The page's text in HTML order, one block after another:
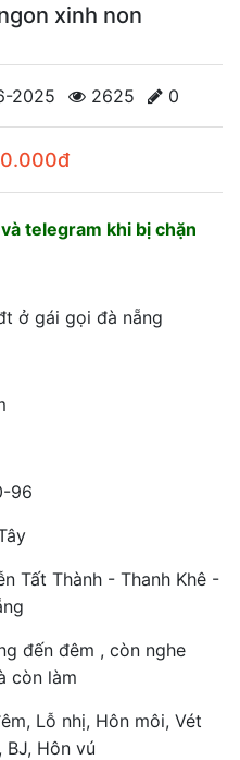
xinh non
2025 2625 0
telegram khi bị chặn
ở gái gọi đà nẵng
96
Tất Thành - Thanh Khê -
đến đêm , còn nghe
còn làm
Lỗ nhị, Hôn môi, Vét
BJ, Hôn vú